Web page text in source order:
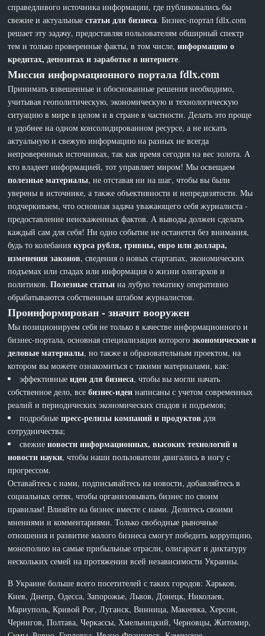
справедливого источника информации, где публиковались бы
свежие и актуальныестатьи для бизнеса. Бизнес-портал fdlx.com
решает эту задачу, предоставляя пользователям обширный спектр
тем и только проверенные факты, в том числе,информацию о
кредитах, депозитах и заработке в интернете.
Миссия информационного портала fdlx.com
Принимать взвешенные и обоснованные решения необходимо,
учитывая геополитическую, экономическую и технологическую
ситуацию в мире в целом и в стране в частности. Делать это проще
и удобнее на одном консолидированном ресурсе, а не искать
актуальную и свежую информацию на разных не всегда
непроверенных источниках, так как время сегодня на вес золота. А
кто владеет информацией, тот управляет миром! Мы освещаем
полезные материалы, не отставая ни на шаг, чтобы вы были
уверены в источнике, а также объективности и непредвзятости. Мы
подчеркиваем, что основная задача уважающего себя журналиста -
предоставление неискаженных фактов. А выводы должен сделать
каждый сам для себя! Ни одно событие не останется без внимания,
будь то колебаниякурса рубля, гривны, евро или доллара,
изменения законов, сведения о новых стартапах, экономических
подъемах или спадах или информация о жизни олигархов и
политиков.Полезные статьи на лубую тематику оперативно
обрабатываются собственным штабом журналистов.
Проинформирован - значит вооружен
Мы позиционируем себя не только в качестве информационного и
бизнес-портала, основная специализация которогоэкономические и
деловые материалы, но также и образовательным проектом, на
котором вы можете ознакомиться с такими материалами, как:
эффективныеидеи для бизнеса, чтобы вы могли начать
собственное дело, всебизнес-идеи написаны с учетом современных
реалий и периодических экономических спадов и подъемов;
подробныепресс-релизы компаний и продуктов для
сотрудничества;
свежиеновости информационных, высоких технологий и
новости науки, чтобы наши пользователи двигались в ногу с
прогрессом.
Оставайтесь с нами, подписывайтесь на новости, добавляйтесь в
социальных сетях, чтобы организовывать бизнес по своим
правилам! Влияйте на бизнес вместе с нами. Делитесь своими
мнениями и комментариями. Только свободные рыночные
отношения и развитие малого бизнеса смогут победить коррупцию,
монополию на самые прибыльные отрасли, олигархат и диктатуру
нескольких семей на протяжении всей независимости Украины.
В Украине больше всего посетителей с таких городов: Харьков,
Киев, Днепр, Одесса, Запорожье, Львов, Донецк, Николаев,
Мариуполь, Кривой Рог, Луганск, Винница, Макеевка, Херсон,
Чернигов, Полтава, Черкассы, Хмельницкий, Черновцы, Житомир,